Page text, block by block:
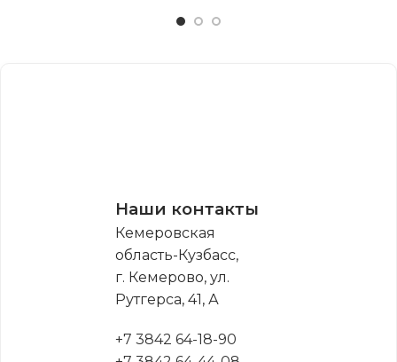
Наши контакты
Кемеровская
область-Кузбасс,
г. Кемерово, ул.
Рутгерса, 41, А
+7 3842 64-18-90